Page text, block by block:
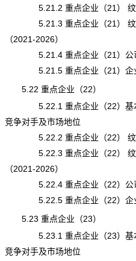
5.21.2 重点企业（21） 纹身
5.21.3 重点企业（21） 纹身
（2021-2026）
5.21.4 重点企业（21）公司
5.21.5 重点企业（21）企
5.22 重点企业（22）
5.22.1 重点企业（22）基本
竞争对手及市场地位
5.22.2 重点企业（22） 纹身
5.22.3 重点企业（22） 纹身
（2021-2026）
5.22.4 重点企业（22）公司
5.22.5 重点企业（22）企
5.23 重点企业（23）
5.23.1 重点企业（23）基本
竞争对手及市场地位